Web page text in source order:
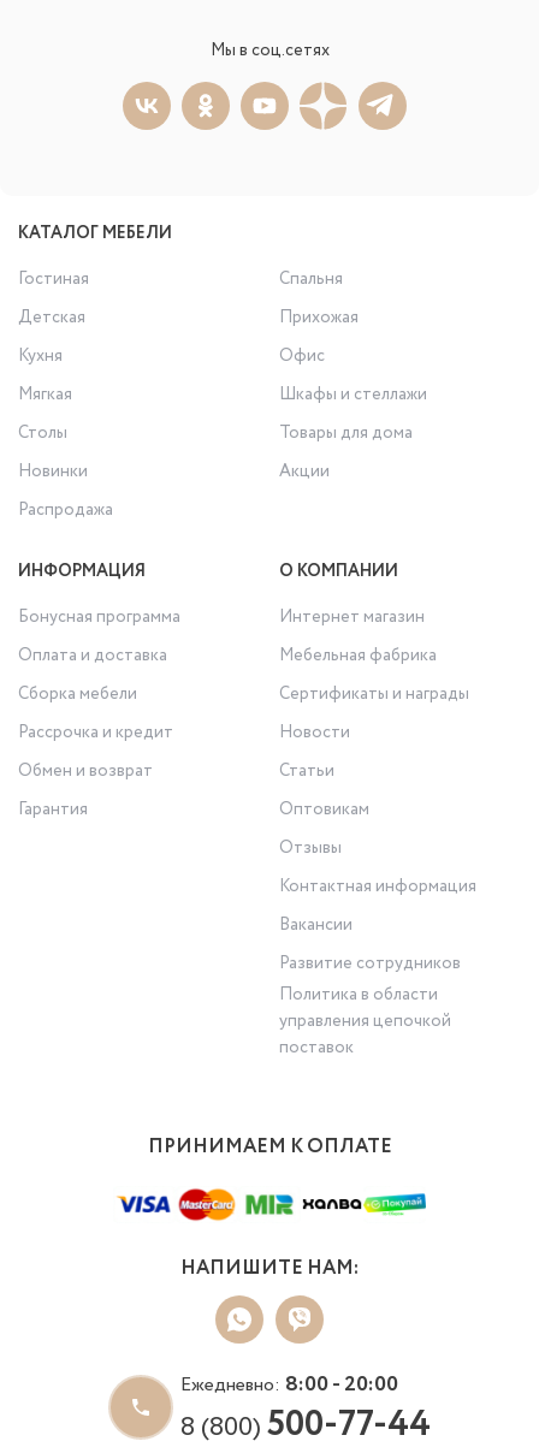
Мы в соц.сетях
КАТАЛОГ МЕБЕЛИ
Гостиная
Спальня
Детская
Прихожая
Кухня
Офис
Мягкая
Шкафы и стеллажи
Столы
Товары для дома
Новинки
Акции
Распродажа
ИНФОРМАЦИЯ
Бонусная программа
Оплата и доставка
Сборка мебели
Рассрочка и кредит
Обмен и возврат
Гарантия
О КОМПАНИИ
Интернет магазин
Мебельная фабрика
Сертификаты и награды
Новости
Статьи
Оптовикам
Отзывы
Контактная информация
Вакансии
Развитие сотрудников
Политика в области
управления цепочкой
поставок
ПРИНИМАЕМ К ОПЛАТЕ
НАПИШИТЕ НАМ:
Ежедневно: 8:00 - 20:00
8 (800)500-77-44